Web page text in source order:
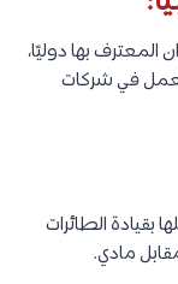
بها دوليًا،
في شركات
الطائرات
مادي.